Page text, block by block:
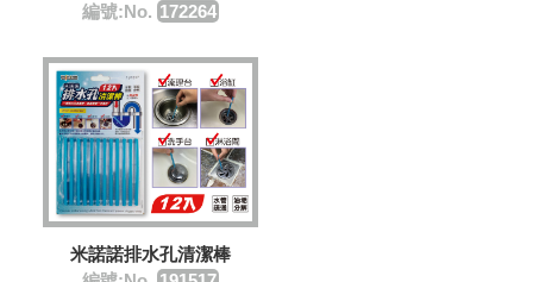
編號:No. 172264
米諾諾排水孔清潔棒